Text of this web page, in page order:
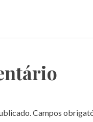
Campos